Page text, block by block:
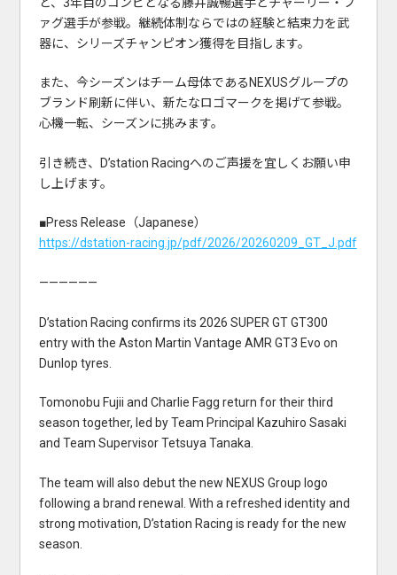
ァグ選手が参戦。継続体制ならではの経験と結束力を武
器に、シリーズチャンピオン獲得を目指します。
また、今シーズンはチーム母体であるNEXUSグループの
ブランド刷新に伴い、新たなロゴマークを掲げて参戦。
心機一転、シーズンに挑みます。
引き続き、D’station Racingへのご声援を宜しくお願い申
し上げます。
■Press Release（Japanese）
https://dstation-racing.jp/pdf/2026/20260209_GT_J.pdf
——————
D’station Racing confirms its 2026 SUPER GT GT300
entry with the Aston Martin Vantage AMR GT3 Evo on
Dunlop tyres.
Tomonobu Fujii and Charlie Fagg return for their third
season together, led by Team Principal Kazuhiro Sasaki
and Team Supervisor Tetsuya Tanaka.
The team will also debut the new NEXUS Group logo
following a brand renewal. With a refreshed identity and
strong motivation, D’station Racing is ready for the new
season.